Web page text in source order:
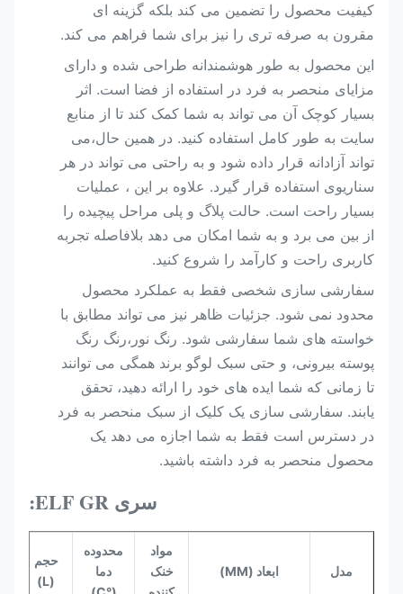
کیفیت محصول را تضمین می کند بلکه گزینه ای
مقرون به صرفه تری را نیز برای شما فراهم می کند.
این محصول به طور هوشمندانه طراحی شده و دارای
مزایای منحصر به فرد در استفاده از فضا است. اثر
بسیار کوچک آن می تواند به شما کمک کند تا از منابع
سایت به طور کامل استفاده کنید. در همین حال،می
تواند آزادانه قرار داده شود و به راحتی می تواند در هر
سناریوی استفاده قرار گیرد. علاوه بر این ، عملیات
بسیار راحت است. حالت پلاگ و پلی مراحل پیچیده را
از بین می برد و به شما امکان می دهد بلافاصله تجربه
کاربری راحت و کارآمد را شروع کنید.
سفارشی سازی شخصی فقط به عملکرد محصول
محدود نمی شود. جزئیات ظاهر نیز می تواند مطابق با
خواسته های شما سفارشی شود. رنگ نور،رنگ رنگ
پوسته بیرونی، و حتی سبک لوگو برند همگی می توانند
تا زمانی که شما ایده های خود را ارائه دهید، تحقق
یابند. سفارشی سازی یک کلیک از سبک منحصر به فرد
در دسترس است فقط به شما اجازه می دهد یک
محصول منحصر به فرد داشته باشید.
سری ELF GR:
مدل ابعاد (MM)
مواد
خنک
محدوده
دما
حجم
(L)